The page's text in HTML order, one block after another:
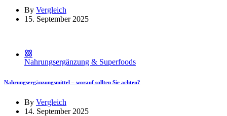
By Vergleich
15. September 2025
Nahrungsergänzung & Superfoods
Nahrungsergänzungsmittel – worauf sollten Sie achten?
By Vergleich
14. September 2025